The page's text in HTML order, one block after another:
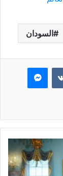
السودان
ماسنجر